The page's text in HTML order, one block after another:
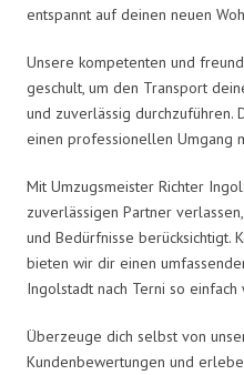
entspannt auf deinen neuen
Unsere kompetenten und
geschult, um den Transport
und zuverlässig
einen professionellen Umgang
Mit Umzugsmeister Richter
zuverlässigen Partner
und Bedürfnisse berücksichtigt.
bieten wir dir einen
Ingolstadt nach Terni so einfach
Überzeuge dich selbst von
Kundenbewertungen und